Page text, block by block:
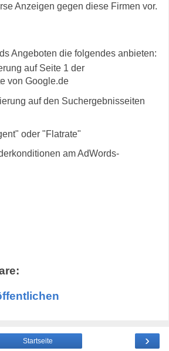
Anzeigen gegen diese Firmen vor.
Angeboten die folgendes anbieten:
auf Seite 1 der
von Google.de
auf den Suchergebnisseiten
oder "Flatrate"
am AdWords-
›
Startseite